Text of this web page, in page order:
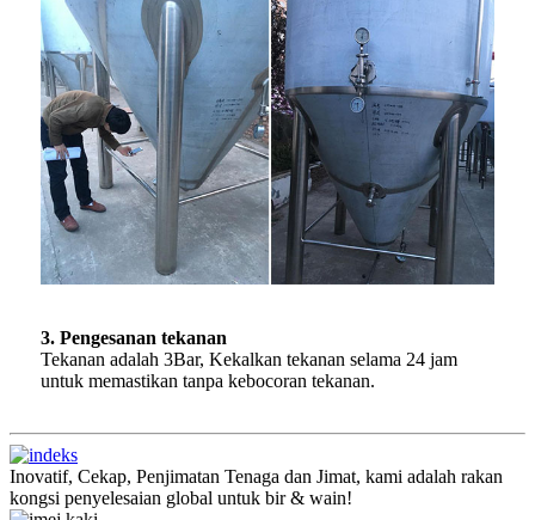
3. Pengesanan tekanan
Tekanan adalah 3Bar, Kekalkan tekanan selama 24 jam
untuk memastikan tanpa kebocoran tekanan.
Inovatif, Cekap, Penjimatan Tenaga dan Jimat, kami adalah rakan
kongsi penyelesaian global untuk bir & wain!